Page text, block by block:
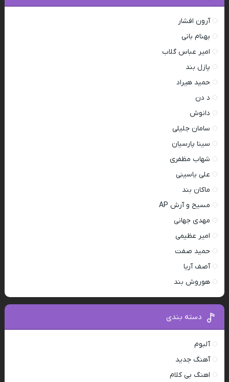
آرون افشار
بهنام بانی
امیر عباس گلاب
پازل بند
حمید هیراد
د دن
دانوش
سامان جلیلی
سینا پارسیان
شهاب مظفری
علی یاسینی
ماکان بند
مسیح و آرش AP
مهدی جهانی
امیر عظیمی
حمید صفت
آصف آریا
هوروش بند
دسته بندی
آلبوم
آهنگ جدید
اهنگ بی کلام